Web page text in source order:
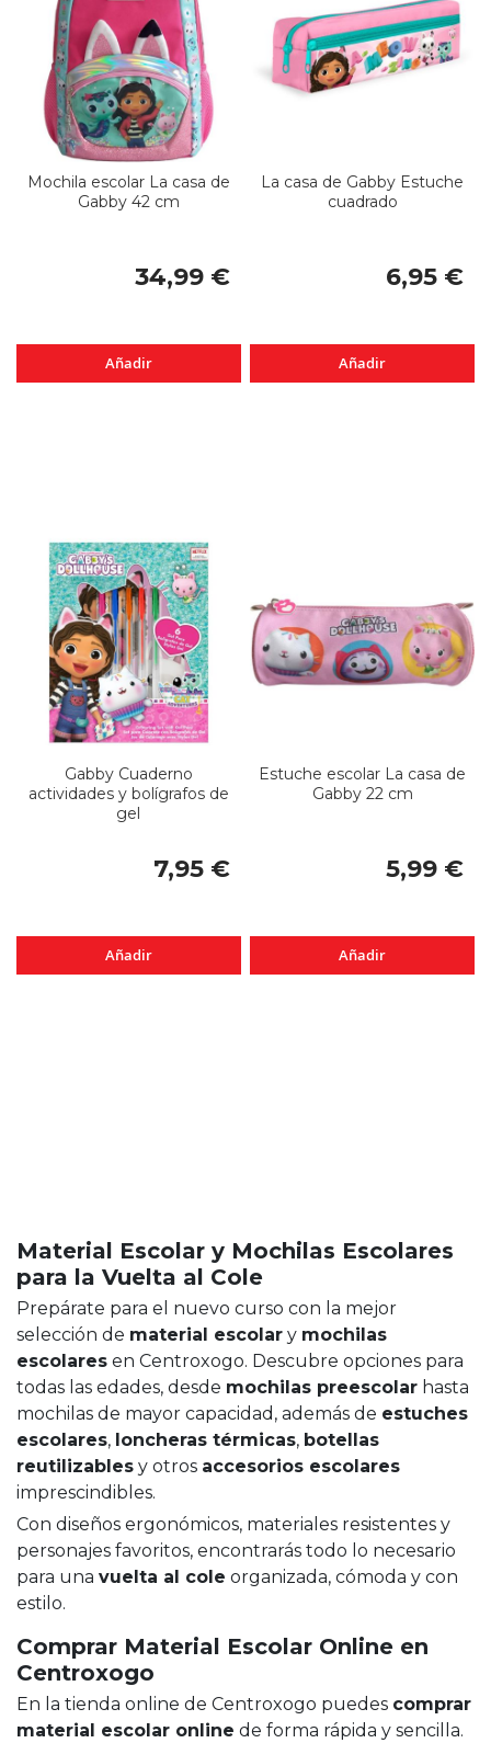
Mochila escolar La casa de
Gabby 42 cm
34,99 €
Añadir
La casa de Gabby Estuche
cuadrado
6,95 €
Añadir
Gabby Cuaderno
actividades y bolígrafos de
gel
7,95 €
Añadir
Estuche escolar La casa de
Gabby 22 cm
5,99 €
Añadir
Material Escolar y Mochilas Escolares
para la Vuelta al Cole
Prepárate para el nuevo curso con la mejor
selección de material escolar y mochilas
escolares en Centroxogo. Descubre opciones para
todas las edades, desde mochilas preescolar hasta
mochilas de mayor capacidad, además de estuches
escolares, loncheras térmicas, botellas
reutilizables y otros accesorios escolares
imprescindibles.
Con diseños ergonómicos, materiales resistentes y
personajes favoritos, encontrarás todo lo necesario
para una vuelta al cole organizada, cómoda y con
estilo.
Comprar Material Escolar Online en
Centroxogo
En la tienda online de Centroxogo puedes comprar
material escolar online de forma rápida y sencilla.